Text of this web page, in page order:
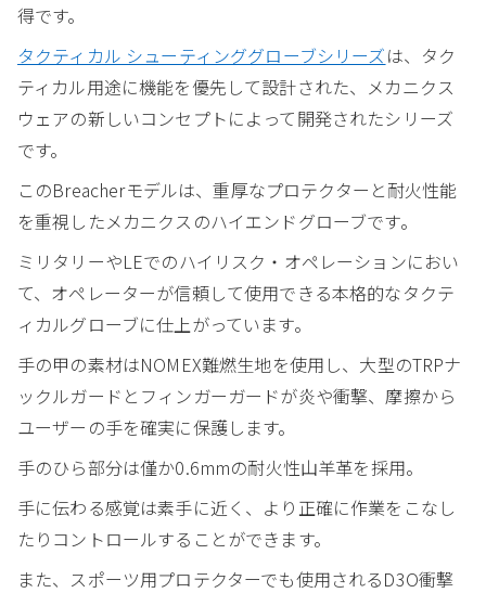
得です。
タクティカル シューティンググローブシリーズは、タク
ティカル用途に機能を優先して設計された、メカニクス
ウェアの新しいコンセプトによって開発されたシリーズ
です。
このBreacherモデルは、重厚なプロテクターと耐火性能
を重視したメカニクスのハイエンドグローブです。
ミリタリーやLEでのハイリスク・オペレーションにおい
て、オペレーターが信頼して使用できる本格的なタクテ
ィカルグローブに仕上がっています。
手の甲の素材はNOMEX難燃生地を使用し、大型のTRPナ
ックルガードとフィンガーガードが炎や衝撃、摩擦から
ユーザーの手を確実に保護します。
手のひら部分は僅か0.6mmの耐火性山羊革を採用。
手に伝わる感覚は素手に近く、より正確に作業をこなし
たりコントロールすることができます。
また、スポーツ用プロテクターでも使用されるD3O衝撃